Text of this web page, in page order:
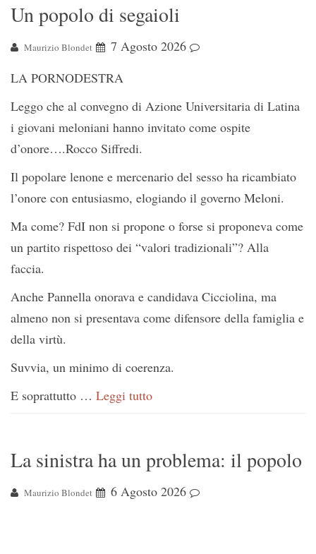
Un popolo di segaioli
Maurizio Blondet
7 Agosto 2026
LA PORNODESTRA
Leggo che al convegno di Azione Universitaria di Latina
i giovani meloniani hanno invitato come ospite
d’onore….Rocco Siffredi.
Il popolare lenone e mercenario del sesso ha ricambiato
l’onore con entusiasmo, elogiando il governo Meloni.
Ma come? FdI non si propone o forse si proponeva come
un partito rispettoso dei “valori tradizionali”? Alla
faccia.
Anche Pannella onorava e candidava Cicciolina, ma
almeno non si presentava come difensore della famiglia e
della virtù.
Suvvia, un minimo di coerenza.
E soprattutto … Leggi tutto
La sinistra ha un problema: il popolo
Maurizio Blondet 6 Agosto 2026